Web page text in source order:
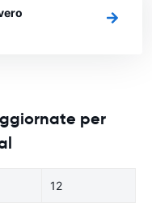
per
12